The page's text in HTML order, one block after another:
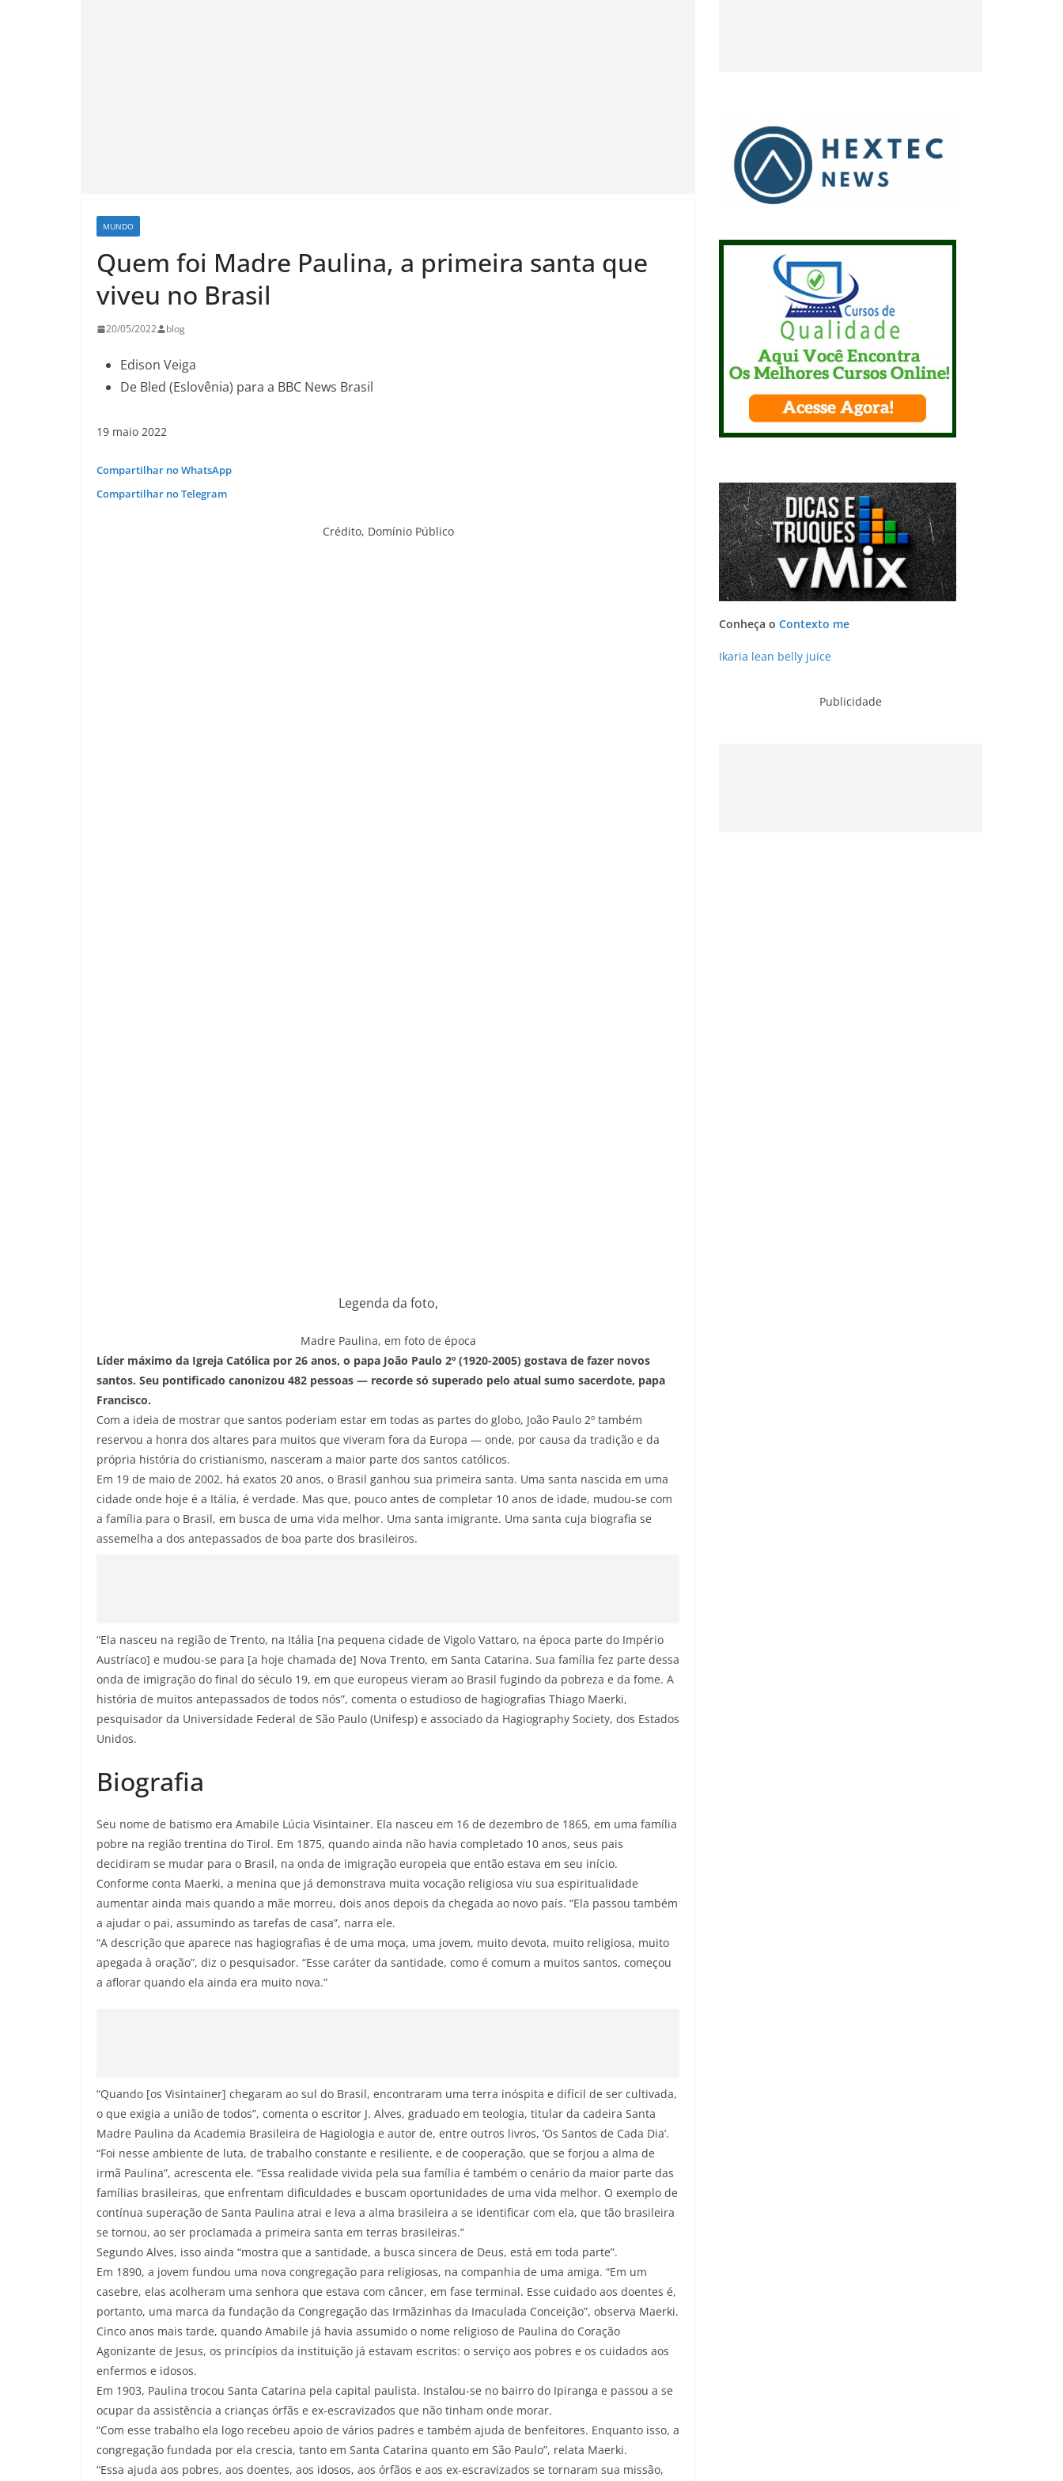
MUNDO
Quem foi Madre Paulina, a primeira santa que
viveu no Brasil
20/05/2022 blog
Edison Veiga
De Bled (Eslovênia) para a BBC News Brasil
19 maio 2022
Compartilhar no WhatsApp
Compartilhar no Telegram
Crédito, Domínio Público
Legenda da foto,
Madre Paulina, em foto de época
Líder máximo da Igreja Católica por 26 anos, o papa João Paulo 2º (1920-2005) gostava de fazer novos
santos. Seu pontificado canonizou 482 pessoas — recorde só superado pelo atual sumo sacerdote, papa
Francisco.
Com a ideia de mostrar que santos poderiam estar em todas as partes do globo, João Paulo 2º também
reservou a honra dos altares para muitos que viveram fora da Europa — onde, por causa da tradição e da
própria história do cristianismo, nasceram a maior parte dos santos católicos.
Em 19 de maio de 2002, há exatos 20 anos, o Brasil ganhou sua primeira santa. Uma santa nascida em uma
cidade onde hoje é a Itália, é verdade. Mas que, pouco antes de completar 10 anos de idade, mudou-se com
a família para o Brasil, em busca de uma vida melhor. Uma santa imigrante. Uma santa cuja biografia se
assemelha a dos antepassados de boa parte dos brasileiros.
“Ela nasceu na região de Trento, na Itália [na pequena cidade de Vigolo Vattaro, na época parte do Império
Austríaco] e mudou-se para [a hoje chamada de] Nova Trento, em Santa Catarina. Sua família fez parte dessa
onda de imigração do final do século 19, em que europeus vieram ao Brasil fugindo da pobreza e da fome. A
história de muitos antepassados de todos nós”, comenta o estudioso de hagiografias Thiago Maerki,
pesquisador da Universidade Federal de São Paulo (Unifesp) e associado da Hagiography Society, dos Estados
Unidos.
Biografia
Seu nome de batismo era Amabile Lúcia Visintainer. Ela nasceu em 16 de dezembro de 1865, em uma família
pobre na região trentina do Tirol. Em 1875, quando ainda não havia completado 10 anos, seus pais
decidiram se mudar para o Brasil, na onda de imigração europeia que então estava em seu início.
Conforme conta Maerki, a menina que já demonstrava muita vocação religiosa viu sua espiritualidade
aumentar ainda mais quando a mãe morreu, dois anos depois da chegada ao novo país. “Ela passou também
a ajudar o pai, assumindo as tarefas de casa”, narra ele.
“A descrição que aparece nas hagiografias é de uma moça, uma jovem, muito devota, muito religiosa, muito
apegada à oração”, diz o pesquisador. “Esse caráter da santidade, como é comum a muitos santos, começou
a aflorar quando ela ainda era muito nova.”
“Quando [os Visintainer] chegaram ao sul do Brasil, encontraram uma terra inóspita e difícil de ser cultivada,
o que exigia a união de todos”, comenta o escritor J. Alves, graduado em teologia, titular da cadeira Santa
Madre Paulina da Academia Brasileira de Hagiologia e autor de, entre outros livros, ‘Os Santos de Cada Dia’.
“Foi nesse ambiente de luta, de trabalho constante e resiliente, e de cooperação, que se forjou a alma de
irmã Paulina”, acrescenta ele. “Essa realidade vivida pela sua família é também o cenário da maior parte das
famílias brasileiras, que enfrentam dificuldades e buscam oportunidades de uma vida melhor. O exemplo de
contínua superação de Santa Paulina atrai e leva a alma brasileira a se identificar com ela, que tão brasileira
se tornou, ao ser proclamada a primeira santa em terras brasileiras.”
Segundo Alves, isso ainda “mostra que a santidade, a busca sincera de Deus, está em toda parte”.
Em 1890, a jovem fundou uma nova congregação para religiosas, na companhia de uma amiga. “Em um
casebre, elas acolheram uma senhora que estava com câncer, em fase terminal. Esse cuidado aos doentes é,
portanto, uma marca da fundação da Congregação das Irmãzinhas da Imaculada Conceição”, observa Maerki.
Cinco anos mais tarde, quando Amabile já havia assumido o nome religioso de Paulina do Coração
Agonizante de Jesus, os princípios da instituição já estavam escritos: o serviço aos pobres e os cuidados aos
enfermos e idosos.
Em 1903, Paulina trocou Santa Catarina pela capital paulista. Instalou-se no bairro do Ipiranga e passou a se
ocupar da assistência a crianças órfãs e ex-escravizados que não tinham onde morar.
“Com esse trabalho ela logo recebeu apoio de vários padres e também ajuda de benfeitores. Enquanto isso, a
congregação fundada por ela crescia, tanto em Santa Catarina quanto em São Paulo”, relata Maerki.
“Essa ajuda aos pobres, aos doentes, aos idosos, aos órfãos e aos ex-escravizados se tornaram sua missão,
Conheça o Contexto me
Ikaria lean belly juice
Publicidade